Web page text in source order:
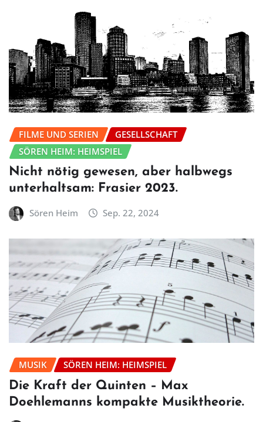
FILME UND SERIEN
GESELLSCHAFT
SÖREN HEIM: HEIMSPIEL
Nicht nötig gewesen, aber halbwegs
unterhaltsam: Frasier 2023.
Sören Heim Sep. 22, 2024
MUSIK SÖREN HEIM: HEIMSPIEL
Die Kraft der Quinten – Max
Doehlemanns kompakte Musiktheorie.